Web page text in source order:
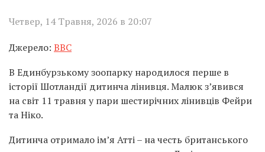
Четвер, 14 Травня, 2026 в 20:07
Джерело: ВВС
В Единбурзькому зоопарку народилося перше в
історії Шотландії дитинча лінивця. Малюк з’явився
на світ 11 травня у пари шестирічних лінивців Фейри
та Ніко.
Дитинча отримало ім’я Атті – на честь британського